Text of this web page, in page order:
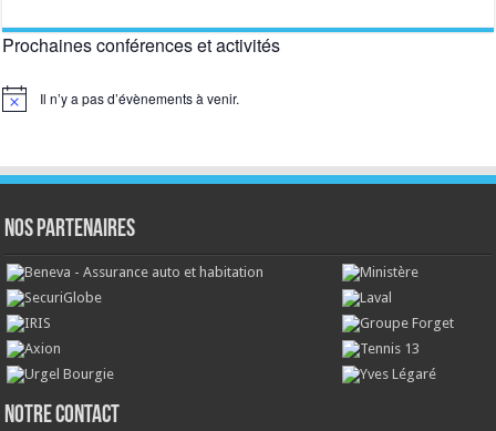
Prochaines conférences et activités
Notice Il n’y a pas d’évènements à venir.
NOS PARTENAIRES
NOTRE CONTACT